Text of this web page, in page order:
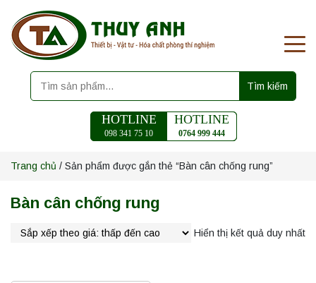
Tìm kiếm
HOTLINE
098 341 75 10
HOTLINE
0764 999 444
Trang chủ / Sản phẩm được gắn thẻ “Bàn cân chống rung”
Bàn cân chống rung
Hiển thị kết quả duy nhất